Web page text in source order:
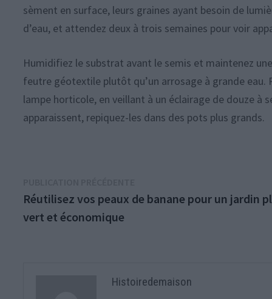
sèment en surface, leurs graines ayant besoin de
d’eau, et attendez deux à trois semaines pour voir
Humidifiez le substrat avant le semis et maintenez
feutre géotextile plutôt qu’un arrosage à grande eau.
lampe horticole, en veillant à un éclairage de douze à
apparaissent, repiquez-les dans des pots plus grands.
de
précédente :
Réutilisez vos peaux de banane pour un jardin
vert et économique
Histoiredemaison